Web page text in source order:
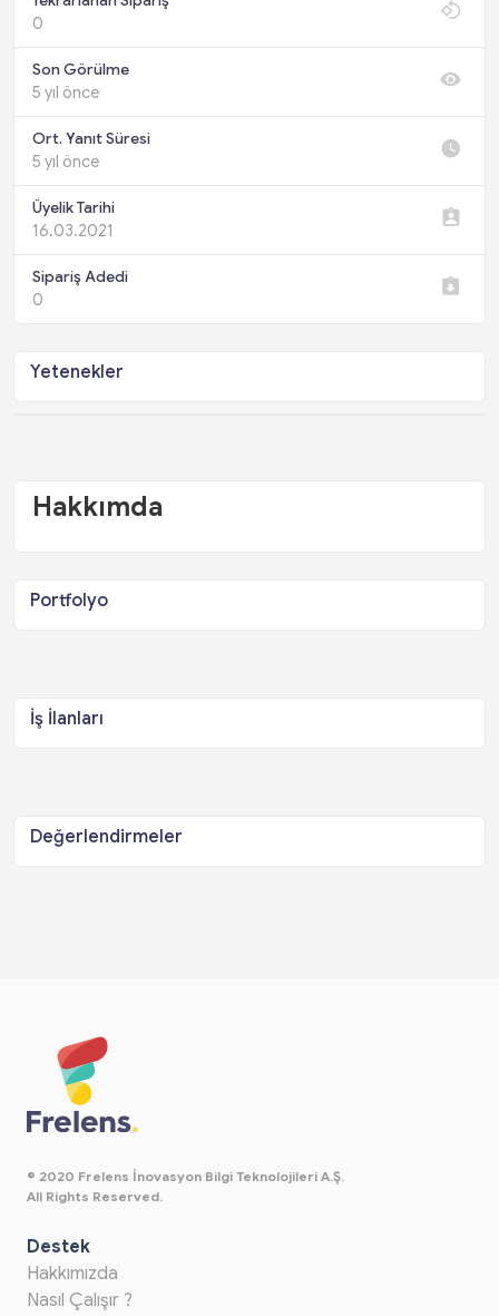
0
Son Görülme
5 yıl önce
Ort. Yanıt Süresi
5 yıl önce
Üyelik Tarihi
16.03.2021
Sipariş Adedi
0
Yetenekler
Hakkımda
Portfolyo
İş İlanları
Değerlendirmeler
© 2020 Frelens İnovasyon Bilgi Teknolojileri A.Ş.
All Rights Reserved.
Destek
Hakkımızda
Nasıl Çalışır ?